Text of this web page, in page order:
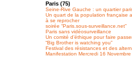
Paris (75)
Seine-Rive Gauche : un quartier
Un quart de la population française
à se reprocher
soirée “Paris.sous-surveillance.net”
Paris sans vidéosurveillance
Un comité d’éthique pour faire
“Big Brother is watching you”
Festival des résistances et des
Manifestation Mercredi 16 Novembre